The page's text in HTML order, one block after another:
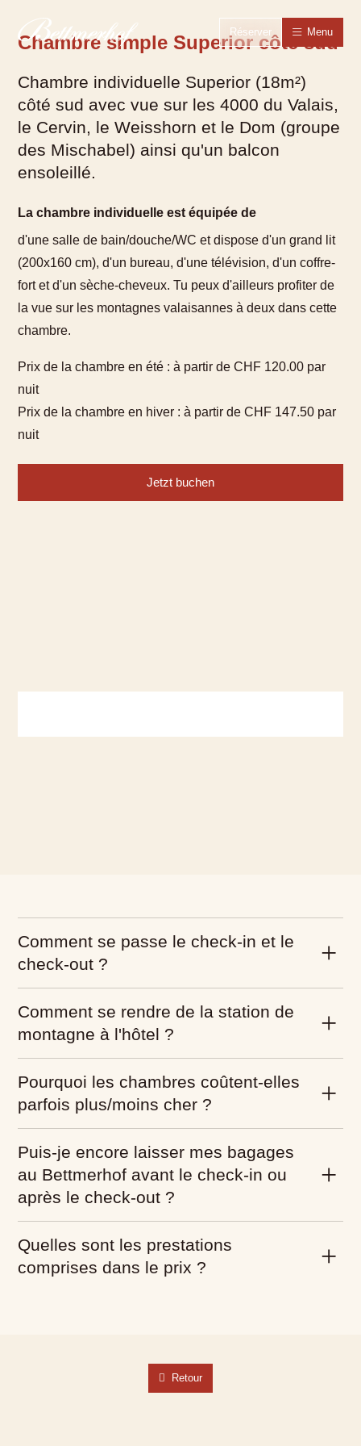
Réserver Menu
Chambre simple Superior côté sud
Chambre individuelle Superior (18m²)
côté sud avec vue sur les 4000 du Valais,
le Cervin, le Weisshorn et le Dom (groupe
des Mischabel) ainsi qu'un balcon
ensoleillé.
La chambre individuelle est équipée de
d'une salle de bain/douche/WC et dispose d'un grand lit
(200x160 cm), d'un bureau, d'une télévision, d'un coffre-
fort et d'un sèche-cheveux. Tu peux d'ailleurs profiter de
la vue sur les montagnes valaisannes à deux dans cette
chambre.
Prix de la chambre en été : à partir de CHF 120.00 par
nuit
Prix de la chambre en hiver : à partir de CHF 147.50 par
nuit
Jetzt buchen
Comment se passe le check-in et le
check-out ?
Comment se rendre de la station de
montagne à l'hôtel ?
Pourquoi les chambres coûtent-elles
parfois plus/moins cher ?
Puis-je encore laisser mes bagages
au Bettmerhof avant le check-in ou
après le check-out ?
Quelles sont les prestations
comprises dans le prix ?
Retour